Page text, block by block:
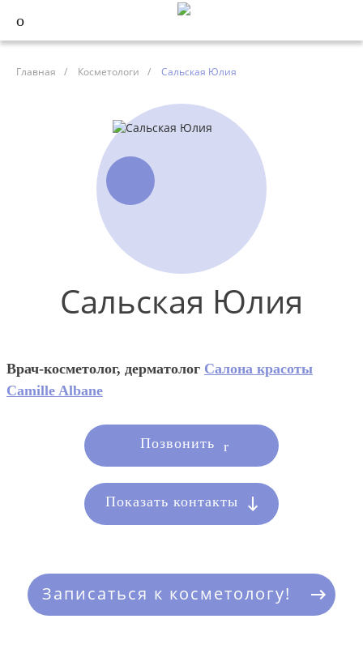
Главная / Косметологи / Сальская Юлия
Сальская Юлия
Врач-косметолог, дерматолог Салона красоты
Camille Albane
Позвонить
Показать контакты
Записаться к косметологу!